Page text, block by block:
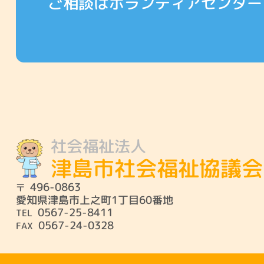
社会福祉法人
津島市社会福祉協議会
496-0863
愛知県津島市上之町1丁目60番地
0567-25-8411
0567-24-0328